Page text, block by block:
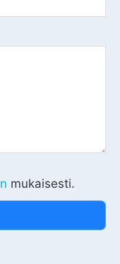
mukaisesti.